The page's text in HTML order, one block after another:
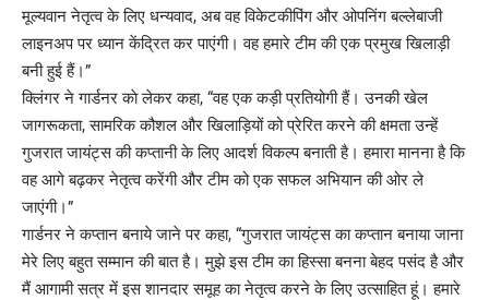
मूल्यवान नेतृत्व के लिए धन्यवाद, अब वह विकेटकीपिंग और ओपनिंग बल्लेबाजी
लाइनअप पर ध्यान केंद्रित कर पाएंगी। वह हमारे टीम की एक प्रमुख खिलाड़ी
बनी हुई हैं।”
क्लिंगर ने गार्डनर काे लेकर कहा, “वह एक कड़ी प्रतियोगी हैं। उनकी खेल
जागरूकता, सामरिक कौशल और खिलाड़ियों को प्रेरित करने की क्षमता उन्हें
गुजरात जायंट्स की कप्तानी के लिए आदर्श विकल्प बनाती है। हमारा मानना ​​है कि
वह आगे बढ़कर नेतृत्व करेंगी और टीम को एक सफल अभियान की ओर ले
जाएंगी।”
गार्डनर ने कप्तान बनाये जाने पर कहा, “गुजरात जायंट्स का कप्तान बनाया जाना
मेरे लिए बहुत सम्मान की बात है। मुझे इस टीम का हिस्सा बनना बेहद पसंद है और
मैं आगामी सत्र में इस शानदार समूह का नेतृत्व करने के लिए उत्साहित हूं। हमारे